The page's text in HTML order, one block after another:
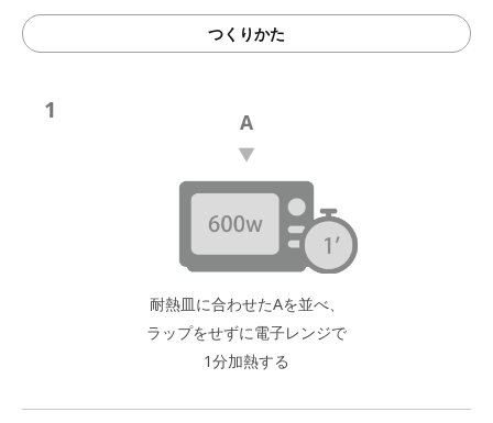
つくりかた
1 A
耐熱皿に合わせたAを並べ、
ラップをせずに電子レンジで
1分加熱する